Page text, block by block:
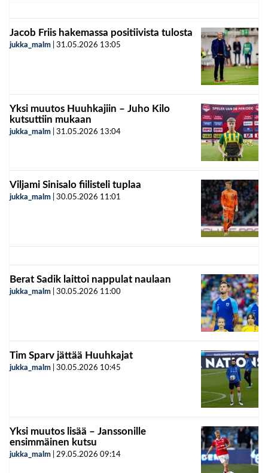
Jacob Friis hakemassa positiivista tulosta
jukka_malm 31.05.2026 13:05
Yksi muutos Huuhkajiin – Juho Kilo
kutsuttiin mukaan
jukka_malm 31.05.2026 13:04
Viljami Sinisalo fiilisteli tuplaa
jukka_malm 30.05.2026 11:01
Berat Sadik laittoi nappulat naulaan
jukka_malm 30.05.2026 11:00
Tim Sparv jättää Huuhkajat
jukka_malm 30.05.2026 10:45
Yksi muutos lisää – Janssonille
ensimmäinen kutsu
jukka_malm 29.05.2026 09:14